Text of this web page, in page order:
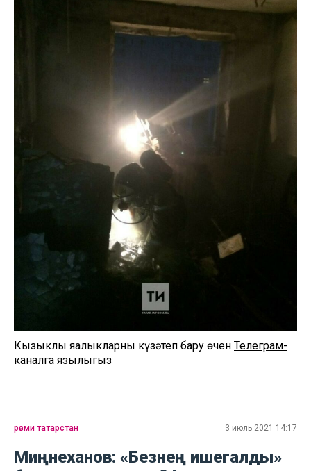
Кызыклы яңалыкларны күзәтеп бару өчен Телеграм-
каналга язылыгыз
рәсми татарстан 3 июль 2021 14:17
Миңнеханов: «Безнең ишегалды»